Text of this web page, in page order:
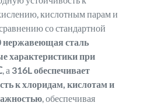
кислотным парам и
со стандартной
нержавеющая сталь
характеристики при
, а 316L обеспечивает
к хлоридам, кислотам и
, обеспечивая